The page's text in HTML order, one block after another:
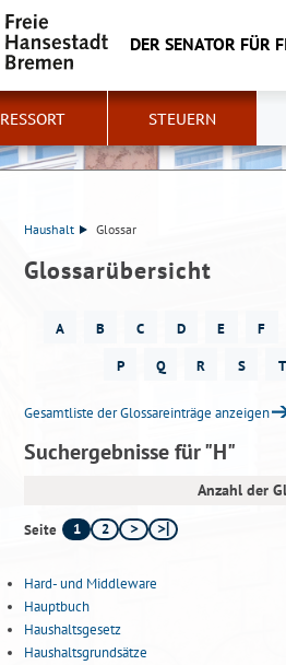
DER SENATOR FÜR
RESSORT STEUERN
Haushalt Glossar
Glossarübersicht
A B C D E F
P
Q R S T
Gesamtliste der Glossareinträge anzeigen
Suchergebnisse für "H"
Anzahl der
Seite 1 2
Hard- und Middleware
Hauptbuch
Haushaltsgesetz
Haushaltsgrundsätze